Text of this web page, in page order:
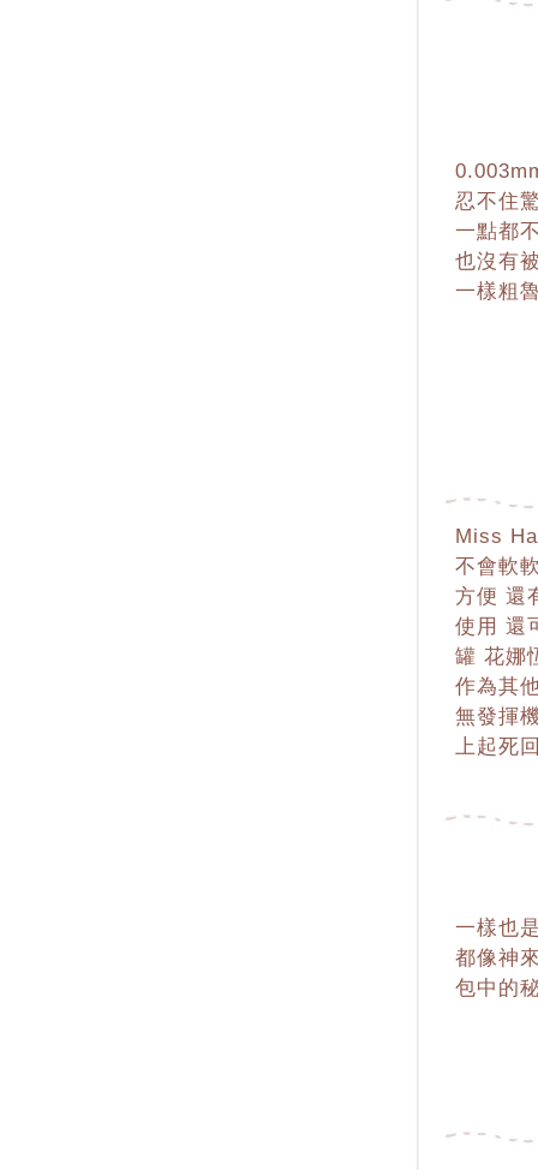
忍不住
一點都
也沒有
一樣粗
Miss
不會軟
方便 還
使用 還
罐 花娜
作為其
無發揮
上起死
一樣也
都像神
包中的